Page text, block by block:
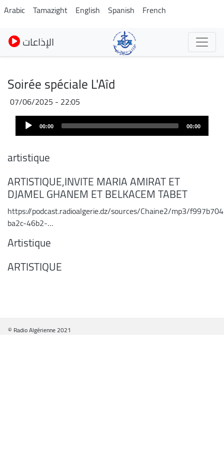
Skip
to
main
content
Arabic Tamazight English Spanish French
الإذاعات
Soirée spéciale L'Aîd
07/06/2025 - 22:05
Audio
Player 00:00 00:00
artistique
ARTISTIQUE,INVITE MARIA AMIRAT ET
DJAMEL GHANEM ET BELKACEM TABET
https://podcast.radioalgerie.dz/sources/Chaine2/mp3/
ba2c-46b2-…
Artistique
ARTISTIQUE
© Radio Algérienne 2021